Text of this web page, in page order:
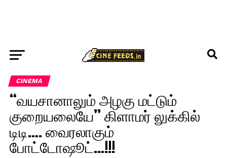
CINEMA
“வயசானாலும் அழகு மட்டும்
குறையலையே” கிளாமர் லுக்கில்
டிடி…. வைரலாகும்
போட்டோஷூட்…!!!